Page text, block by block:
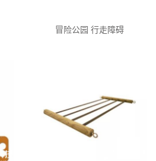
冒险公园 行走障碍